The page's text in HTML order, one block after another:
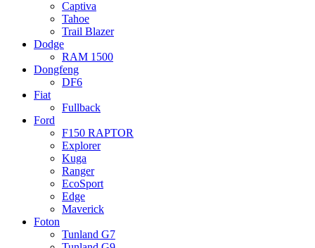
Captiva
Tahoe
Trail Blazer
Dodge
RAM 1500
Dongfeng
DF6
Fiat
Fullback
Ford
F150 RAPTOR
Explorer
Kuga
Ranger
EcoSport
Edge
Maverick
Foton
Tunland G7